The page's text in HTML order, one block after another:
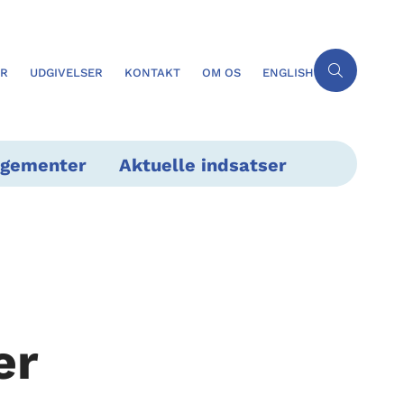
UDGIVELSER KONTAKT OM OS ENGLISH
Aktuelle indsatser